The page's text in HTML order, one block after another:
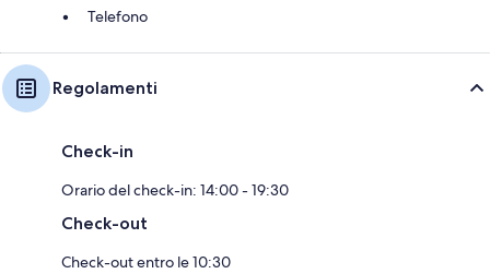
Telefono
Regolamenti
Check-in
Orario del check-in: 14:00 - 19:30
Check-out
Check-out entro le 10:30